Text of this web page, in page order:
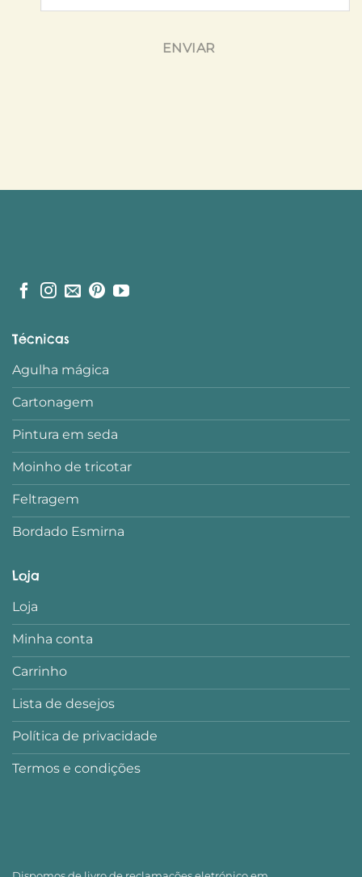
ENVIAR
Técnicas
Agulha mágica
Cartonagem
Pintura em seda
Moinho de tricotar
Feltragem
Bordado Esmirna
Loja
Loja
Minha conta
Carrinho
Lista de desejos
Política de privacidade
Termos e condições